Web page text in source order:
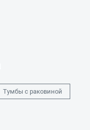
Тумбы с раковиной